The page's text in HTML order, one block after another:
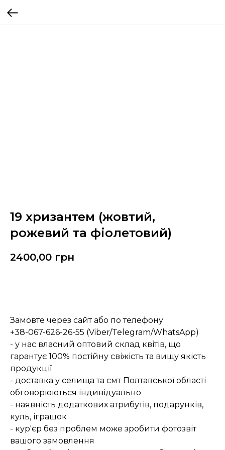
19 хризантем (жовтий,
рожевий та фіолетовий)
2400,00 грн
Замовте через сайт або по телефону
+38-067-626-26-55 (Viber/Telegram/WhatsApp)
- у нас власний оптовий склад квітів, що
гарантує 100% постійну свіжість та вищу якість
продукції
- доставка у селища та смт Полтавської області
обговорюються індивідуально
- наявність додаткових атрибутів, подарунків,
куль, іграшок
- кур'єр без проблем може зробити фотозвіт
вашого замовлення